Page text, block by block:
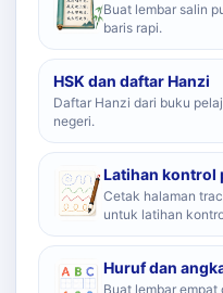
Buat lembar salin
baris rapi.
HSK dan daftar Hanzi
Daftar Hanzi dari buku
negeri.
Latihan kontrol
Cetak halaman
untuk latihan
Huruf dan
Buat lembar